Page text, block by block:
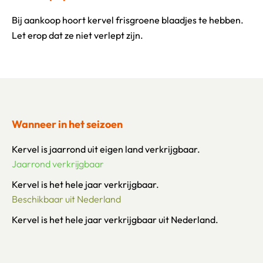
Bij aankoop hoort kervel frisgroene blaadjes te hebben.
Let erop dat ze niet verlept zijn.
Wanneer in het seizoen
Kervel is jaarrond uit eigen land verkrijgbaar.
Jaarrond verkrijgbaar
Kervel is het hele jaar verkrijgbaar.
Beschikbaar uit Nederland
Kervel is het hele jaar verkrijgbaar uit Nederland.